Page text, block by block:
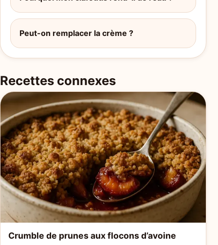
Peut-on remplacer la crème ?
Recettes connexes
Crumble de prunes aux flocons d’avoine